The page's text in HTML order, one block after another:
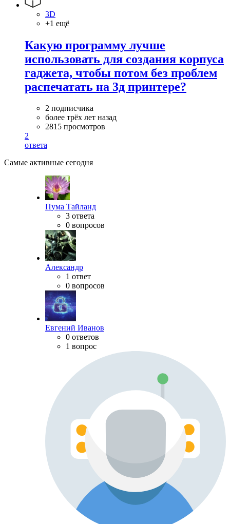
3D
+1 ещё
Какую программу лучше
использовать для создания корпуса
гаджета, чтобы потом без проблем
распечатать на 3д принтере?
2 подписчика
более трёх лет назад
2815 просмотров
2
ответа
Самые активные сегодня
Пума Тайланд
3 ответа
0 вопросов
Александр
1 ответ
0 вопросов
Евгений Иванов
0 ответов
1 вопрос